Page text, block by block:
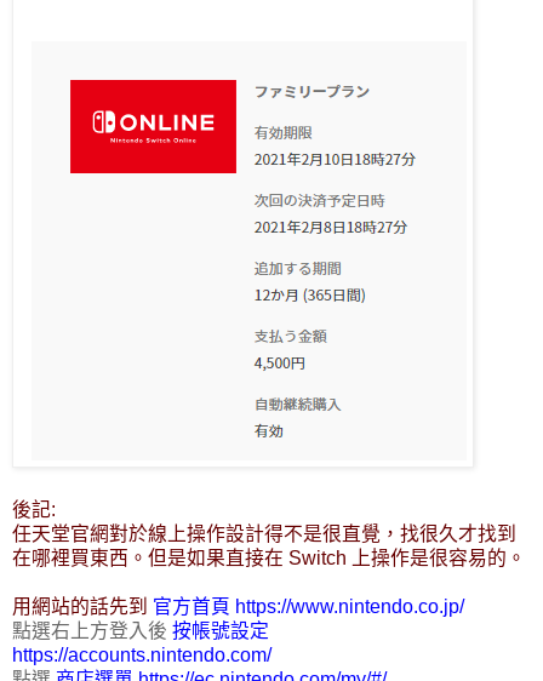
後記:
任天堂官網對於線上操作設計得不是很直覺，找很久才找到
在哪裡買東西。但是如果直接在 Switch 上操作是很容易的。
用網站的話先到 官方首頁 https://www.nintendo.co.jp/
點選右上方登入後 按帳號設定
https://accounts.nintendo.com/